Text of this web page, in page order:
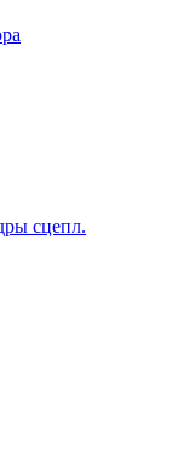
сцепл.